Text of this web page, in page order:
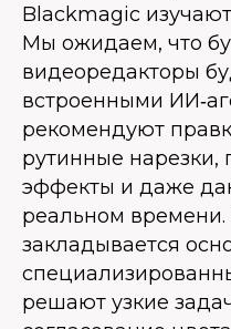
Blackmagic
Мы ожидаем, что
видеоредакторы
встроенными
рекомендуют
рутинные нарезки,
эффекты и даже
реальном времени.
закладывается
решают узкие